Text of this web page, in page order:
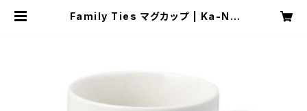
Family Ties マグカップ | Ka-Na